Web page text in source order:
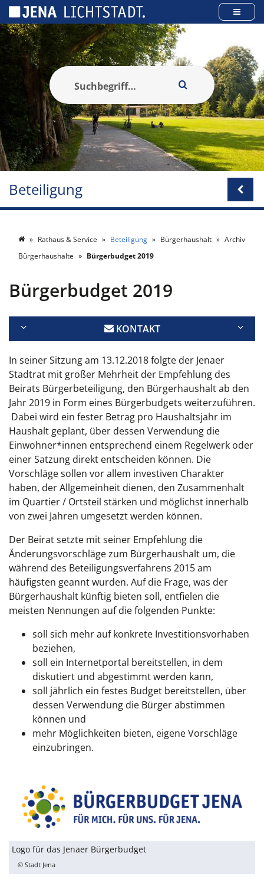
Beteiligung
Rathaus & Service Beteiligung Bürgerhaushalt
Archiv
Bürgerhaushalte
Bürgerbudget 2019
Bürgerbudget 2019
KONTAKT
In seiner Sitzung am 13.12.2018 folgte der Jenaer
Stadtrat mit großer Mehrheit der Empfehlung des
Beirats Bürgerbeteiligung, den Bürgerhaushalt ab den
Jahr 2019 in Form eines Bürgerbudgets weiterzuführen.
Dabei wird ein fester Betrag pro Haushaltsjahr im
Haushalt geplant, über dessen Verwendung die
Einwohner*innen entsprechend einem Regelwerk oder
einer Satzung direkt entscheiden können. Die
Vorschläge sollen vor allem investiven Charakter
haben, der Allgemeinheit dienen, den Zusammenhalt
im Quartier / Ortsteil stärken und möglichst innerhalb
von zwei Jahren umgesetzt werden können.
Der Beirat setzte mit seiner Empfehlung die
Änderungsvorschläge zum Bürgerhaushalt um, die
während des Beteiligungsverfahrens 2015 am
häufigsten geannt wurden. Auf die Frage, was der
Bürgerhaushalt künftig bieten soll, entfielen die
meisten Nennungen auf die folgenden Punkte:
soll sich mehr auf konkrete Investitionsvorhaben
beziehen,
soll ein Internetportal bereitstellen, in dem
diskutiert und abgestimmt werden kann,
soll jährlich ein festes Budget bereitstellen, über
dessen Verwendung die Bürger abstimmen
können und
mehr Möglichkeiten bieten, eigene Vorschläge
einzubringen.
Logo für das Jenaer Bürgerbudget
© Stadt Jena
Cookie-Einstellungen